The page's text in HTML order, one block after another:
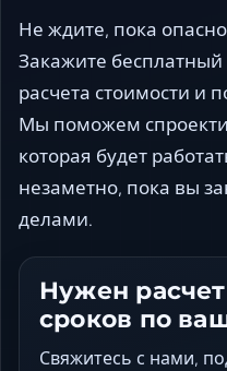
Не ждите, пока
Закажите
расчета стоимости и
Мы поможем
которая будет
незаметно, пока вы
делами.
Нужен
сроков по
Свяжитесь с нами,